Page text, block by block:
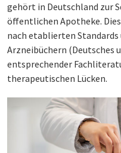
gehört in Deutschland zur
öffentlichen Apotheke.
nach etablierten Standards
Arzneibüchern (Deutsches
entsprechender
therapeutischen Lücken.